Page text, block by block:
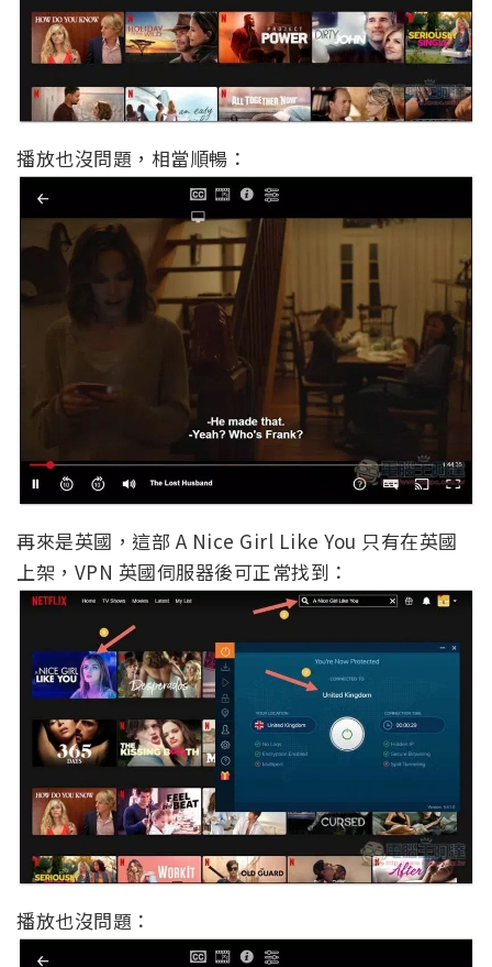
播放也沒問題，相當順暢：
再來是英國，這部 A Nice Girl Like You 只有在英國
上架，VPN 英國伺服器後可正常找到：
播放也沒問題：